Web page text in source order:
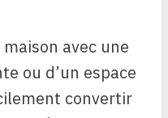
avec une
ou d’un espace
convertir